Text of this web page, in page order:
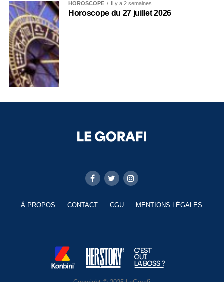
HOROSCOPE Il y a 2 semaines
Horoscope du 27 juillet 2026
À PROPOS CONTACT CGU MENTIONS LÉGALES